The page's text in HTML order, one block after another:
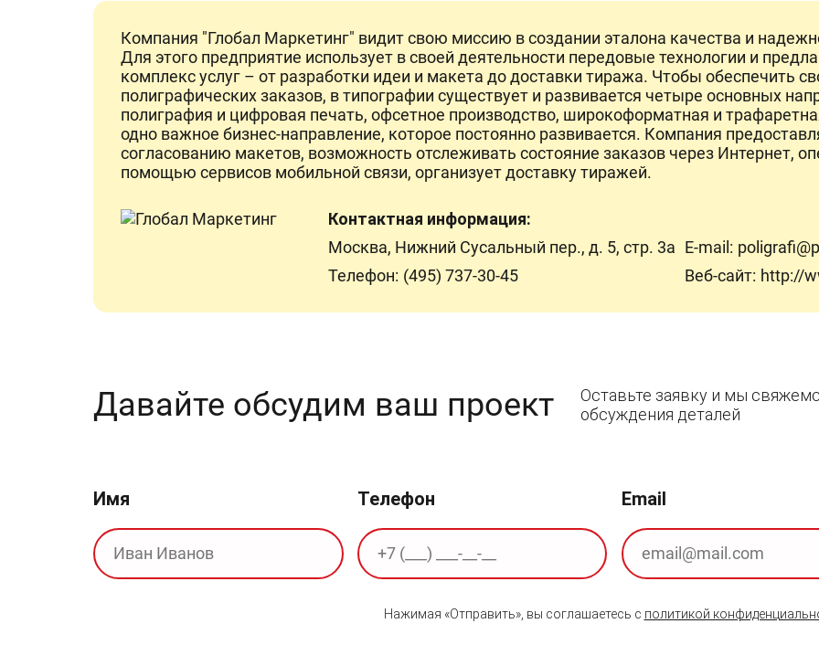
Компания "Глобал Маркетинг" видит свою миссию в создании эталона качества и
Для этого предприятие использует в своей деятельности передовые технологии и
комплекс услуг – от разработки идеи и макета до доставки тиража. Чтобы обеспечить
полиграфических заказов, в типографии существует и развивается четыре основных
полиграфия и цифровая печать, офсетное производство, широкоформатная и
одно важное бизнес-направление, которое постоянно развивается. Компания
согласованию макетов, возможность отслеживать состояние заказов через Интернет,
помощью сервисов мобильной связи, организует доставку тиражей.
Контактная информация:
Москва, Нижний Сусальный пер., д. 5, стр. 3а E-mail:
Телефон: (495) 737-30-45 Веб-сайт: http://
Давайте обсудим ваш проект
Оставьте заявку и мы
обсуждения деталей
Имя Телефон Email
Нажимая «Отправить», вы соглашаетесь с политикой